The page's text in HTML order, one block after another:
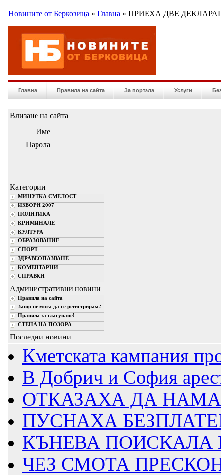
Новините от Берковица » Главна » ПРИЕХА ДВЕ
Главна Правила на сайта За портала Услуги
Влизане на сайта
Име
Парола
Категории
МИНУТКА СМЕЛОСТ
ИЗБОРИ 2007
ПОЛИТИКА
КРИМИНАЛЕ
КУЛТУРА
ОБРАЗОВАНИЕ
СПОРТ
ЗДРАВЕОПАЗВАНЕ
КОМЕНТАРНИ
СПРАВКИ
Административни новини
Правила на сайта
Защо не мога да се регистрирам?
Правила за гласуване!
СТЕНА НА ПОЗОРА
Последни новини
Кметската кампания
В Добрич и София
ОТКАЗАХА ДА
ПУСНАХА
КЪНЕВА ПОИСКАЛА
ЧЕЗ СМОТА